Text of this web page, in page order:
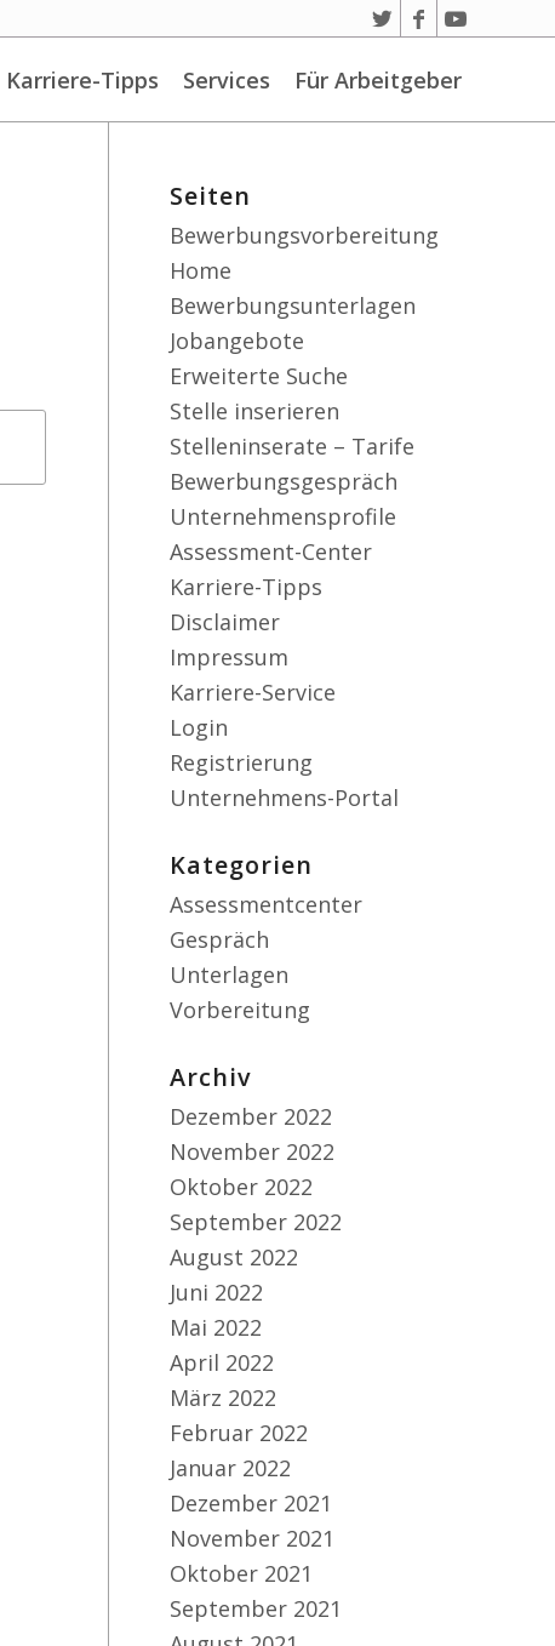
Karriere-Tipps Services Für Arbeitgeber
Seiten
Bewerbungsvorbereitung
Home
Bewerbungsunterlagen
Jobangebote
Erweiterte Suche
Stelle inserieren
Stelleninserate – Tarife
Bewerbungsgespräch
Unternehmensprofile
Assessment-Center
Karriere-Tipps
Disclaimer
Impressum
Karriere-Service
Login
Registrierung
Unternehmens-Portal
Kategorien
Assessmentcenter
Gespräch
Unterlagen
Vorbereitung
Archiv
Dezember 2022
November 2022
Oktober 2022
September 2022
August 2022
Juni 2022
Mai 2022
April 2022
März 2022
Februar 2022
Januar 2022
Dezember 2021
November 2021
Oktober 2021
September 2021